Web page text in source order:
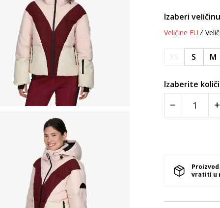
Izaberi
Veličine EU
S M
Izaberite
vratiti u